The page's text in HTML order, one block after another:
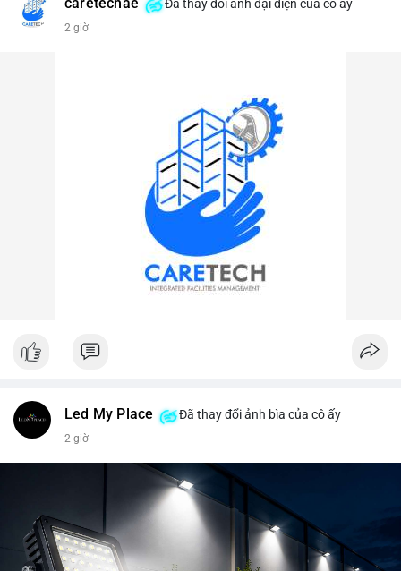
#vlikevn #titanbot
caretechae Đã thay đổi ảnh đại diện của cô ấy
2 giờ
Led My Place Đã thay đổi ảnh bìa của cô ấy
2 giờ